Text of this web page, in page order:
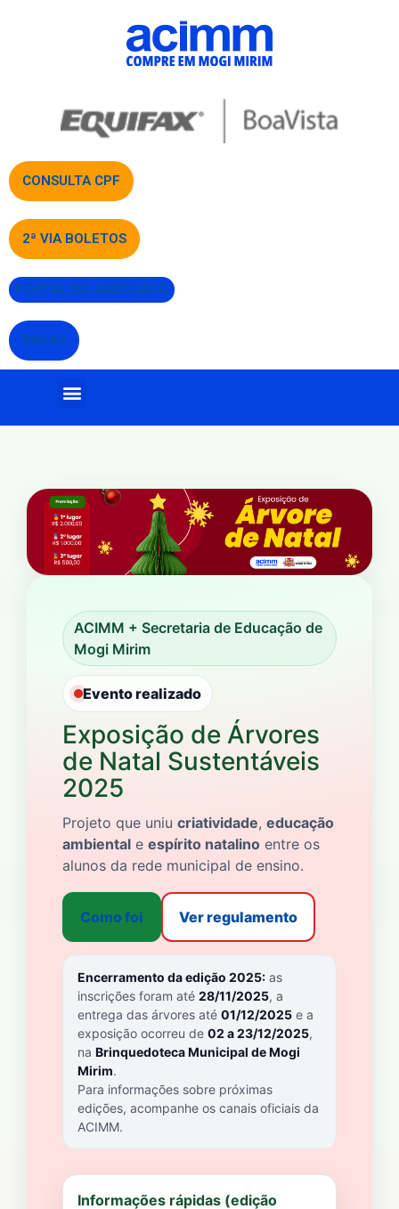
CONSULTA CPF
2ª VIA BOLETOS
PORTAL DO ASSOCIADO
VAGAS
ACIMM + Secretaria de Educação de
Mogi Mirim
Evento realizado
Exposição de Árvores
de Natal Sustentáveis
2025
Projeto que uniu criatividade, educação
ambiental e espírito natalino entre os
alunos da rede municipal de ensino.
Como foi Ver regulamento
Encerramento da edição 2025: as
inscrições foram até 28/11/2025, a
entrega das árvores até 01/12/2025 e a
exposição ocorreu de 02 a 23/12/2025,
na Brinquedoteca Municipal de Mogi
Mirim.
Para informações sobre próximas
edições, acompanhe os canais oficiais da
ACIMM.
Informações rápidas (edição